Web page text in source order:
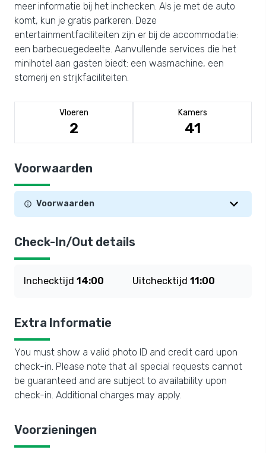
meer informatie bij het inchecken. Als je met de auto
komt, kun je gratis parkeren. Deze
entertainmentfaciliteiten zijn er bij de accommodatie:
een barbecuegedeelte. Aanvullende services die het
minihotel aan gasten biedt: een wasmachine, een
stomerij en strijkfaciliteiten.
Vloeren
2
Kamers
41
Voorwaarden
Voorwaarden
Check-In/Out details
Inchecktijd 14:00 Uitchecktijd 11:00
Extra Informatie
You must show a valid photo ID and credit card upon
check-in. Please note that all special requests cannot
be guaranteed and are subject to availability upon
check-in. Additional charges may apply.
Voorzieningen